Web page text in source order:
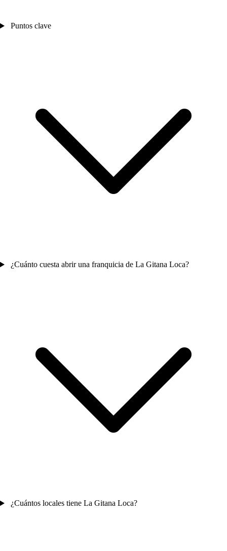
Puntos clave
¿Cuánto cuesta abrir una franquicia de La Gitana Loca?
¿Cuántos locales tiene La Gitana Loca?